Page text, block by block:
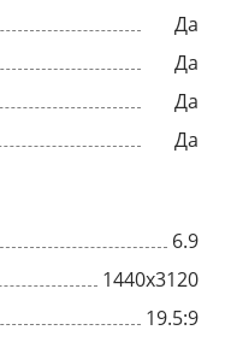
Да
Да
Да
Да
6.9
1440x3120
19.5:9